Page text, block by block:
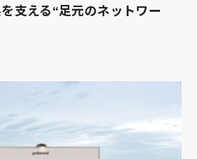
支える“足元のネットワー